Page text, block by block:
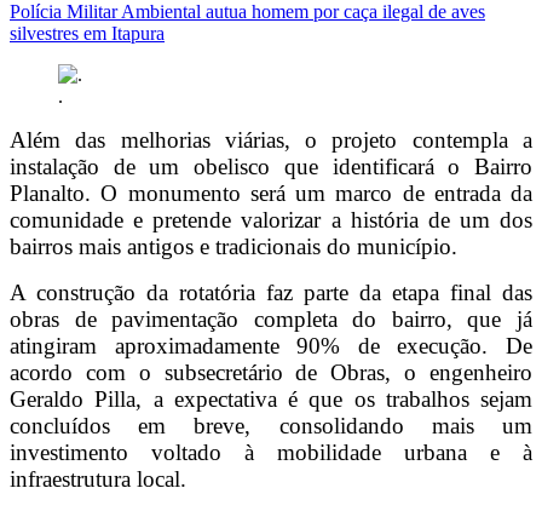
Polícia Militar Ambiental autua homem por caça ilegal de aves
silvestres em Itapura
.
Além das melhorias viárias, o projeto contempla a
instalação de um obelisco que identificará o Bairro
Planalto. O monumento será um marco de entrada da
comunidade e pretende valorizar a história de um dos
bairros mais antigos e tradicionais do município.
A construção da rotatória faz parte da etapa final das
obras de pavimentação completa do bairro, que já
atingiram aproximadamente 90% de execução. De
acordo com o subsecretário de Obras, o engenheiro
Geraldo Pilla, a expectativa é que os trabalhos sejam
concluídos em breve, consolidando mais um
investimento voltado à mobilidade urbana e à
infraestrutura local.